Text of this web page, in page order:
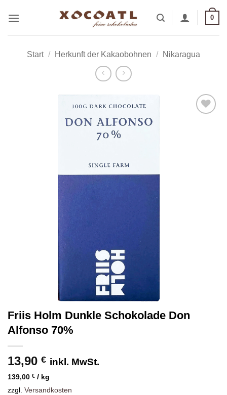
Inhalt
0
Start / Herkunft der Kakaobohnen / Nikaragua
Friis Holm Dunkle Schokolade Don
Alfonso 70%
13,90 € inkl. MwSt.
139,00 € / kg
zzgl. Versandkosten